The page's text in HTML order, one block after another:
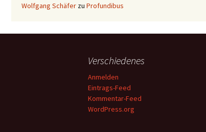
Wolfgang Schäfer zu Profundibus
Verschiedenes
Anmelden
Eintrags-Feed
Kommentar-Feed
WordPress.org